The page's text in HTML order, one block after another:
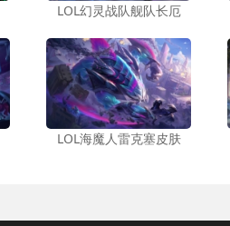
LOL幻灵战队舰队长厄
LOL海魔人雷克塞皮肤